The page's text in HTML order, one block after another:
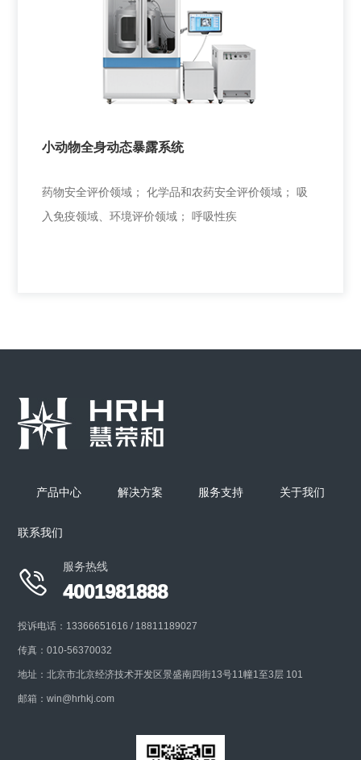
单浓度细胞暴露系统
烟气吸入与健康研究；化学品农药对环境与健康影响；
空气颗粒物、微生物对环境与健康影响
小动物全身动态暴露系统
药物安全评价领域； 化学品和农药安全评价领域； 吸
入免疫领域、环境评价领域； 呼吸性疾
小动物全身动态暴露系统
产品中心 解决方案 服务支持 关于我们
联系我们

服务热线
4001981888
投诉电话：13366651616 / 18811189027
传真：010-56370032
地址：北京市北京经济技术开发区景盛南四街13号11幢1至3层 101
邮箱：win@hrhkj.com